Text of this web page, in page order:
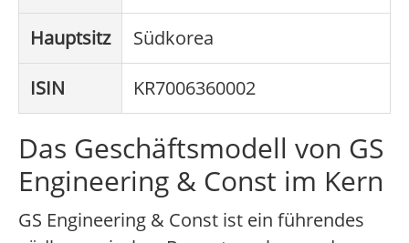
Hauptsitz Südkorea
ISIN KR7006360002
Das Geschäftsmodell von GS
Engineering & Const im Kern
GS Engineering & Const ist ein führendes